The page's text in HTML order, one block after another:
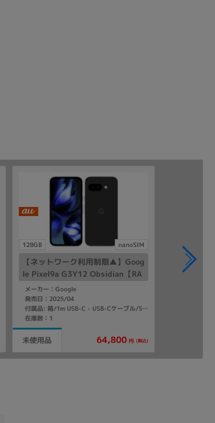
128GB nanoSIM
【ネットワーク利用制限▲】Goog
le Pixel9a G3Y12 Obsidian【RA
M8GB/ROM128GB au版SIMフリ
ー】
メーカー：Google
発売日：2025/04
付属品: 箱/1m USB-C - USB-Cケーブル/SIM取り出しツール/マニュアル
在庫数：1
未使用品 64,800 円 (税込)